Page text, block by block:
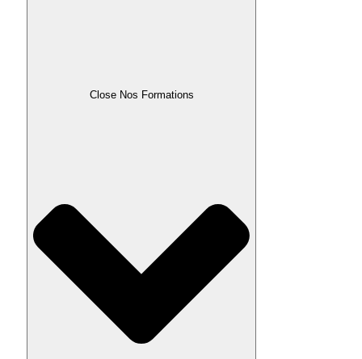
Close Nos Formations